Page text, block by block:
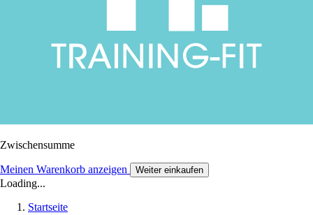
Zwischensumme
Meinen Warenkorb anzeigen Weiter einkaufen
Loading...
Startseite